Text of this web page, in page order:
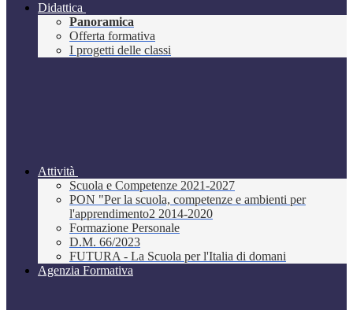
Didattica
Panoramica
Offerta formativa
I progetti delle classi
Attività
Scuola e Competenze 2021-2027
PON "Per la scuola, competenze e ambienti per
l'apprendimento2 2014-2020
Formazione Personale
D.M. 66/2023
FUTURA - La Scuola per l'Italia di domani
Agenzia Formativa